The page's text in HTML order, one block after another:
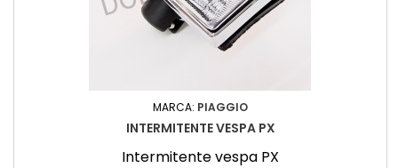
MARCA: PIAGGIO
INTERMITENTE VESPA PX
Intermitente vespa PX